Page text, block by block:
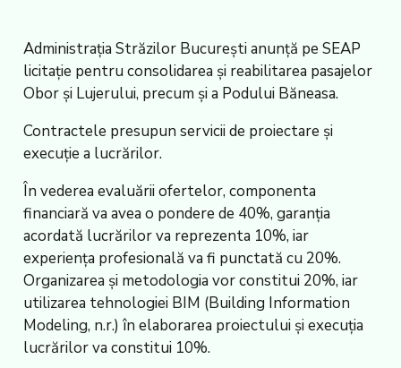
Administrația Străzilor București anunță pe SEAP
licitație pentru consolidarea și reabilitarea pasajelor
Obor și Lujerului, precum și a Podului Băneasa.
Contractele presupun servicii de proiectare și
execuție a lucrărilor.
În vederea evaluării ofertelor, componenta
financiară va avea o pondere de 40%, garanția
acordată lucrărilor va reprezenta 10%, iar
experiența profesională va fi punctată cu 20%.
Organizarea și metodologia vor constitui 20%, iar
utilizarea tehnologiei BIM (Building Information
Modeling, n.r.) în elaborarea proiectului și execuția
lucrărilor va constitui 10%.